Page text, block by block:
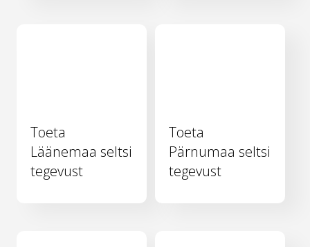
Toeta
Läänemaa seltsi
tegevust
Toeta
Pärnumaa seltsi
tegevust